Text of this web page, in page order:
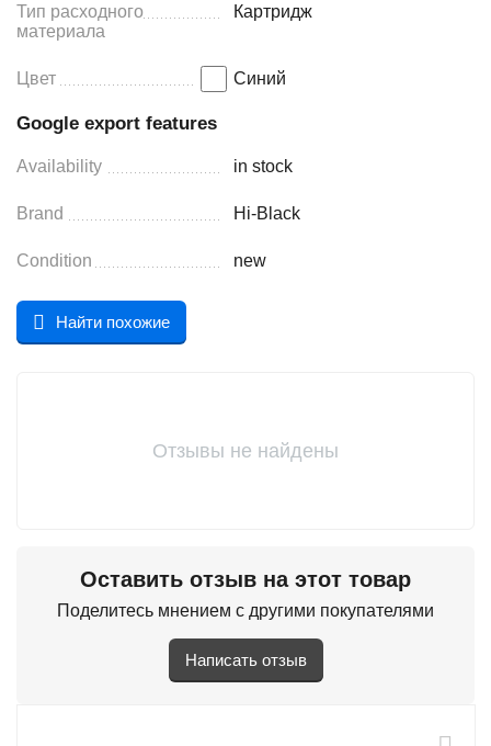
Тип расходного
материала
Картридж
Цвет Синий
Google export features
Availability in stock
Brand Hi-Black
Condition new
Найти похожие
Отзывы не найдены
Оставить отзыв на этот товар
Поделитесь мнением с другими покупателями
Написать отзыв